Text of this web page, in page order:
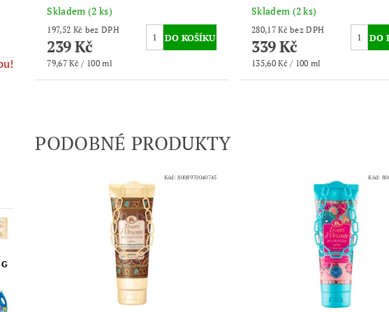
Skladem (2 ks)
197,52 Kč bez DPH
239 Kč
79,67 Kč / 100 ml
Skladem (2 ks)
280,17 Kč bez DPH
339 Kč
135,60 Kč / 100 ml
PODOBNÉ PRODUKTY
Kód:8008970040745 Kód: